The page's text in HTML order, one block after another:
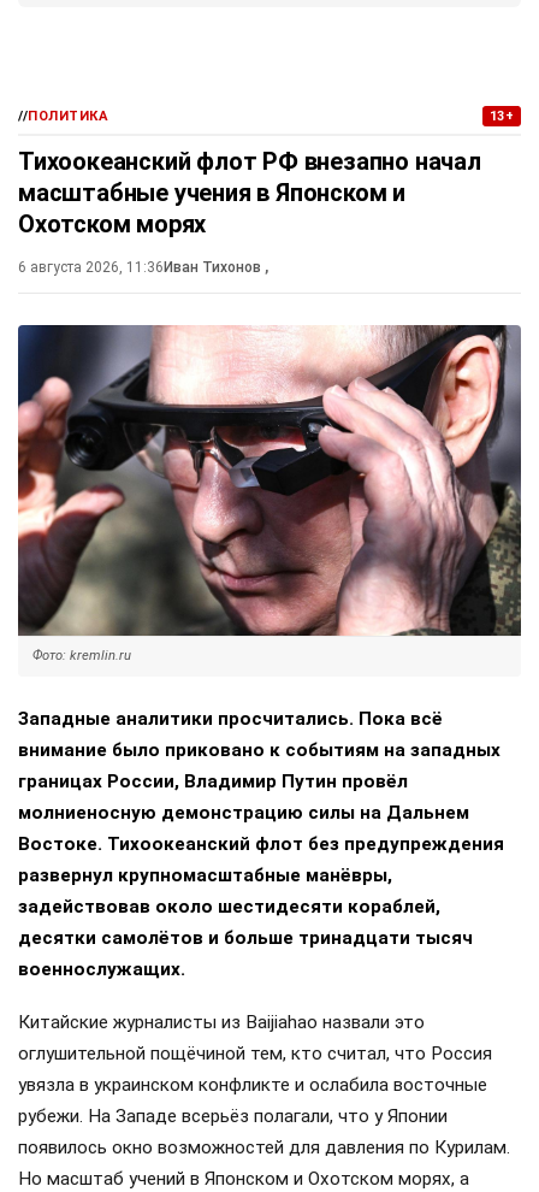
//ПОЛИТИКА 13+
Тихоокеанский флот РФ внезапно начал
масштабные учения в Японском и
Охотском морях
6 августа 2026, 11:36 Иван Тихонов ,
Фото: kremlin.ru
Западные аналитики просчитались. Пока всё
внимание было приковано к событиям на западных
границах России, Владимир Путин провёл
молниеносную демонстрацию силы на Дальнем
Востоке. Тихоокеанский флот без предупреждения
развернул крупномасштабные манёвры,
задействовав около шестидесяти кораблей,
десятки самолётов и больше тринадцати тысяч
военнослужащих.
Китайские журналисты из Baijiahao назвали это
оглушительной пощёчиной тем, кто считал, что Россия
увязла в украинском конфликте и ослабила восточные
рубежи. На Западе всерьёз полагали, что у Японии
появилось окно возможностей для давления по Курилам.
Но масштаб учений в Японском и Охотском морях, а